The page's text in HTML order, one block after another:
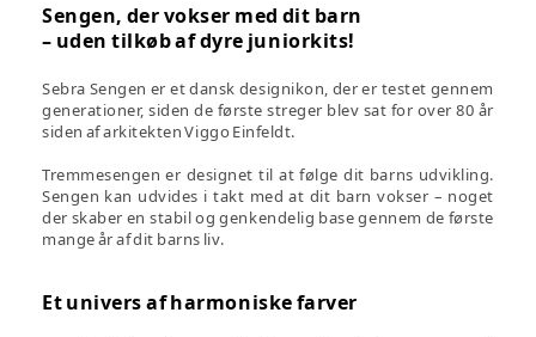
Sengen, der vokser med dit barn
– uden tilkøb af dyre juniorkits!
Sebra Sengen er et dansk designikon, der er testet gennem
generationer, siden de første streger blev sat for over 80 år
siden af arkitekten Viggo Einfeldt.
Tremmesengen er designet til at følge dit barns udvikling.
Sengen kan udvides i takt med at dit barn vokser – noget
der skaber en stabil og genkendelig base gennem de første
mange år af dit barns liv.
Et univers af harmoniske farver